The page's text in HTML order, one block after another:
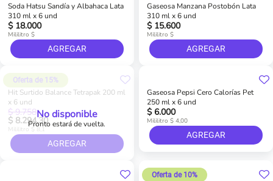
Soda Hatsu Sandía y Albahaca Lata
310 ml x 6 und
$ 18.000
Mililitro $
AGREGAR
Gaseosa Manzana Postobón Lata
310 ml x 6 und
$ 15.600
Mililitro $
AGREGAR
Hit Surtido Balance Tetrapak 200 ml
x 6 und
Oferta de 15%
$ 9.758
$ 8.294,30
Mililitro $ 8,1
No disponible
Pronto estará de vuelta.
AGREGAR
Gaseosa Pepsi Cero Calorías Pet
250 ml x 6 und
$ 6.000
Mililitro $ 4,00
AGREGAR
Oferta de 10%